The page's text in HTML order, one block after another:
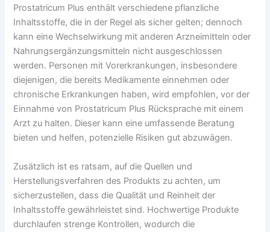
Prostatricum Plus enthält verschiedene pflanzliche
Inhaltsstoffe, die in der Regel als sicher gelten; dennoch
kann eine Wechselwirkung mit anderen Arzneimitteln oder
Nahrungsergänzungsmitteln nicht ausgeschlossen
werden. Personen mit Vorerkrankungen, insbesondere
diejenigen, die bereits Medikamente einnehmen oder
chronische Erkrankungen haben, wird empfohlen, vor der
Einnahme von Prostatricum Plus Rücksprache mit einem
Arzt zu halten. Dieser kann eine umfassende Beratung
bieten und helfen, potenzielle Risiken gut abzuwägen.
Zusätzlich ist es ratsam, auf die Quellen und
Herstellungsverfahren des Produkts zu achten, um
sicherzustellen, dass die Qualität und Reinheit der
Inhaltsstoffe gewährleistet sind. Hochwertige Produkte
durchlaufen strenge Kontrollen, wodurch die